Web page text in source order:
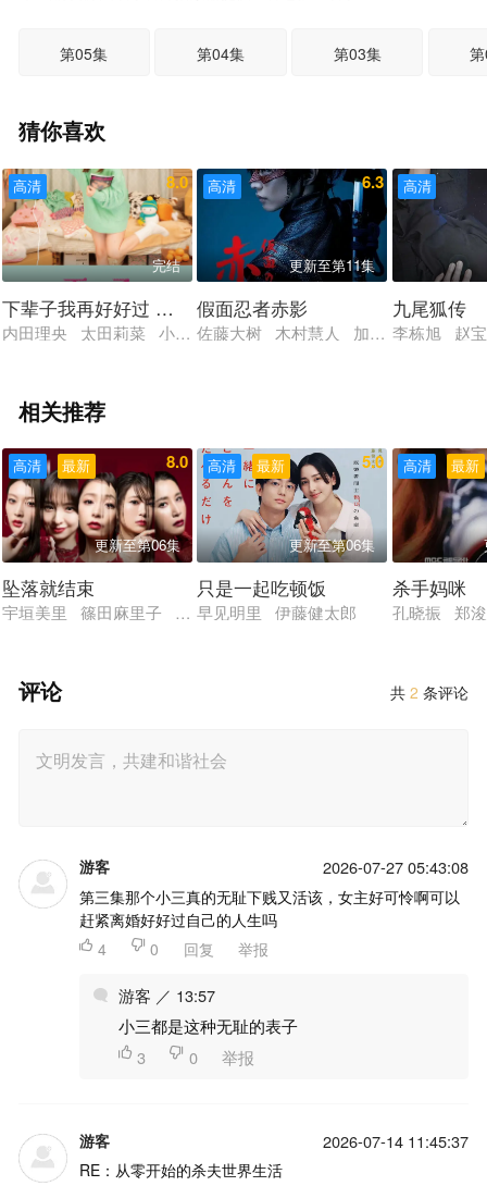
断循环的“死亡轮回”中，莉乃最终触及了一个令人震惊的真相。无
第05集 第04集 第03集
猜你喜欢
高清 8.0
完结
下辈子我再好好过 第三季
内田理央 太田莉菜 小关裕太 后藤刚范 飞永翼
高清 6.3
更新至第11集
假面忍者赤影
佐藤大树 木村慧人 加藤谅 忍成修
高清
九尾狐传
李栋旭 赵
相关推荐
最新
高清 8.0
更新至第06集
坠落就结束
宇垣美里 篠田麻里子 佐津川爱美 风吹惠 铃木纱理奈
最新
高清 5.0
更新至第06集
只是一起吃顿饭
早见明里 伊藤健太郎
最新
高清
杀手妈咪
孔晓振 郑
共2 条评论
评论
游客 2026-07-27 05:43:08
第三集那个小三真的无耻下贱又活该，女主好可怜啊可以
赶紧离婚好好过自己的人生吗
 4  0 回复 举报
游客 ／ 13:57
小三都是这种无耻的表子
 3  0 举报
游客 2026-07-14 11:45:37
RE：从零开始的杀夫世界生活